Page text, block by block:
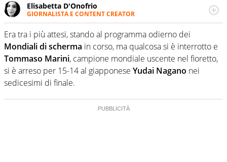
Elisabetta D'Onofrio
GIORNALISTA E CONTENT CREATOR
Giornalista professionista dal 2007, scrive per curiosità
personale e necessità: soprattutto di calcio, di sport e dei
suoi protagonisti, concedendosi innocenti evasioni
nell'ambito della creazione di format. Un tempo ala
destra, oggi si sente a suo agio nel ruolo di libero. Cura
una classifica riservata dei migliori 5 calciatori di sempre.
Era tra i più attesi, stando al programma odierno dei
Mondiali di scherma in corso, ma qualcosa si è interrotto e
Tommaso Marini, campione mondiale uscente nel fioretto,
si è arreso per 15-14 al giapponese Yudai Nagano nei
sedicesimi di finale.